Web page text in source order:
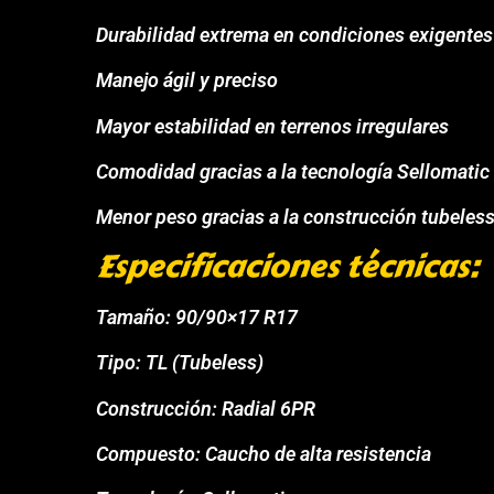
Durabilidad extrema en condiciones exigentes
Manejo ágil y preciso
Mayor estabilidad en terrenos irregulares
Comodidad gracias a la tecnología Sellomatic
Menor peso gracias a la construcción
Especificaciones técnicas:
Tamaño: 90/90×17 R17
Tipo: TL (Tubeless)
Construcción: Radial 6PR
Compuesto: Caucho de alta resistencia